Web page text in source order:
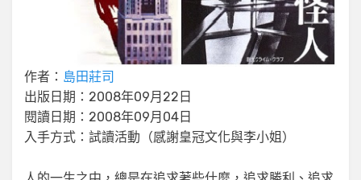
作者： 島田莊司
出版日期：2008年09月22日
閱讀日期：2008年09月04日
入手方式：試讀活動（感謝皇冠文化與李小姐）